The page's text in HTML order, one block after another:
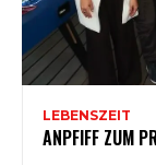
LEBENSZEIT
ANPFIFF ZUM